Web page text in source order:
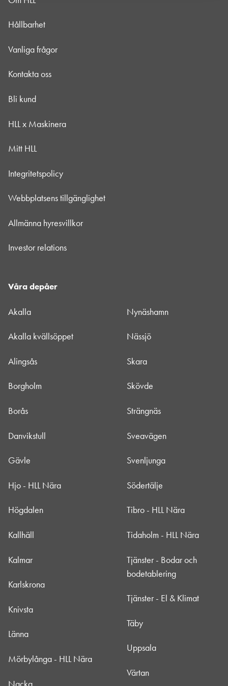
Hållbarhet
Vanliga frågor
Kontakta oss
Bli kund
HLL x Maskinera
Mitt HLL
Integritetspolicy
Webbplatsens tillgänglighet
Allmänna hyresvillkor
Investor relations
Våra depåer
Akalla
Akalla kvällsöppet
Alingsås
Borgholm
Borås
Danvikstull
Gävle
Hjo - HLL Nära
Högdalen
Kallhäll
Kalmar
Karlskrona
Knivsta
Länna
Mörbylånga - HLL Nära
Nacka
Nynäshamn
Nässjö
Skara
Skövde
Strängnäs
Sveavägen
Svenljunga
Södertälje
Tibro - HLL Nära
Tidaholm - HLL Nära
Tjänster - Bodar och
bodetablering
Tjänster - El & Klimat
Täby
Uppsala
Värtan